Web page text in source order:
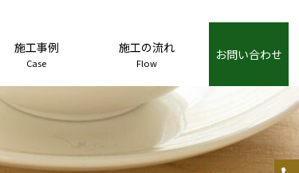
施工事例
Case
施工の流れ
Flow
お問い合わせ